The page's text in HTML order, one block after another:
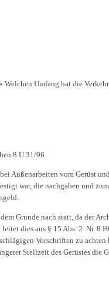
Welchen Umfang hat die
8 U 31/96
Außenarbeiten vom Gerüst
war, die nachgaben und
Grunde nach statt, da der
dies aus § 15 Abs. 2 Nr. 8
Vorschriften zu
Stellzeit des Gerüstes